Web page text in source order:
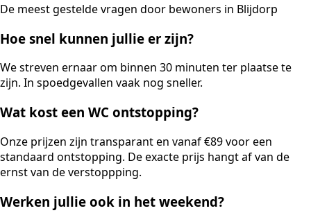
De meest gestelde vragen door bewoners in Blijdorp
Hoe snel kunnen jullie er zijn?
We streven ernaar om binnen 30 minuten ter plaatse te
zijn. In spoedgevallen vaak nog sneller.
Wat kost een WC ontstopping?
Onze prijzen zijn transparant en vanaf €89 voor een
standaard ontstopping. De exacte prijs hangt af van de
ernst van de verstoppping.
Werken jullie ook in het weekend?